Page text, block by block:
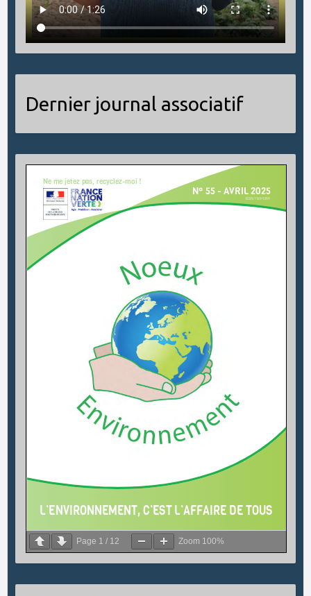
Dernier journal associatif
Page 1 / 12 Zoom 100%